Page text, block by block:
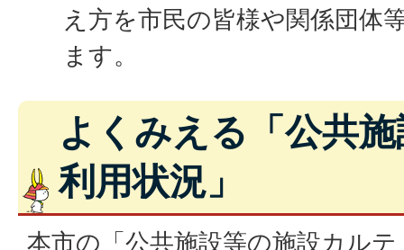
え方を市民の皆様や関係団体
ます。
よくみえる「公共
利用状況」
本市の「公共施設等の施設カル